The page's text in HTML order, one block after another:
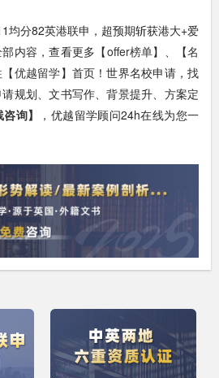
均分82英港联申，超预期斩获港大+爱
内容，查看更多【offer榜单】、【名
优越留学】首页！世界名校申请，找
规划、文书写作、背景提升、方案定
咨询】
，优越留学顾问24h在线为您一